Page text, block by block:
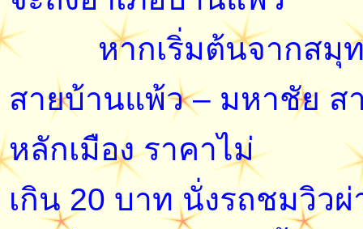
หากเริ่มต้นจากสมุทรส
สายบ้านแพ้ว – มหาชัย ส
หลักเมือง ราคาไม่
เกิน 20 บาท นั่งรถชมวิว